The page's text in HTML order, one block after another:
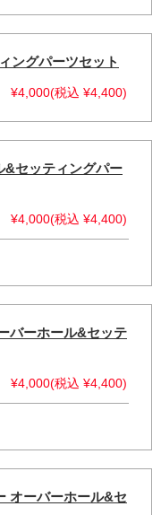
ングパーツセット
¥4,000(税込 ¥4,400)
セッティングパー
¥4,000(税込 ¥4,400)
バーホール&セッテ
¥4,000(税込 ¥4,400)
オーバーホール&セ